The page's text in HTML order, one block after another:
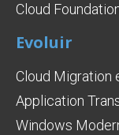
Cloud
Evoluir
Cloud Migration
Application
Windows